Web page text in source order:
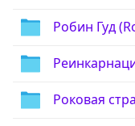
Робин Гуд
Роковая